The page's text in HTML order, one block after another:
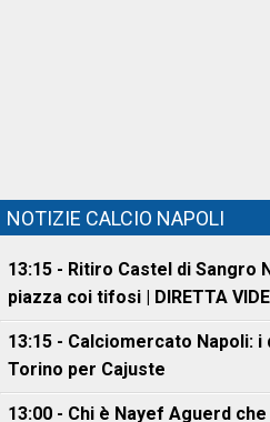
NOTIZIE CALCIO NAPOLI
13:15 - Ritiro Castel di Sangro
piazza coi tifosi | DIRETTA
13:15 - Calciomercato Napoli:
Torino per Cajuste
13:00 - Chi è Nayef Aguerd